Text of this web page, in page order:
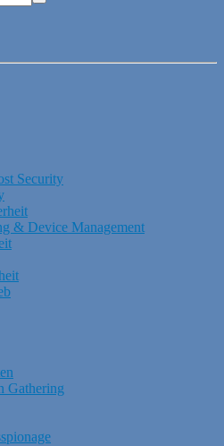
Security
& Device Management
Gathering